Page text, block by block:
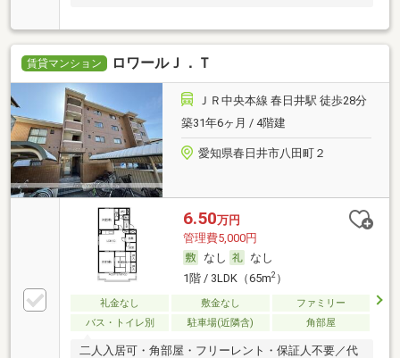
賃貸マンション ロワールＪ．Ｔ
ＪＲ中央本線 春日井駅 徒歩28分
築31年6ヶ月 / 4階建
愛知県春日井市八田町２
6.50万円
管理費5,000円
なし
なし
1階 / 3LDK（65m2）
礼金なし 敷金なし
ファミリー
バス・トイレ別
駐車場(近隣含) 角部屋
二人入居可・角部屋・フリーレント・保証人不要／代